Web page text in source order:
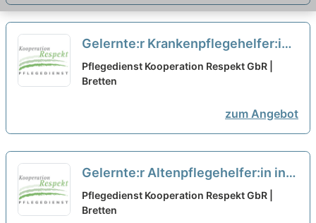
Gelernte:r Krankenpflegehelfer:in
in Teilzeit (20h) (m/w/d) – Wir
suchen Zuwachs in unserem Team!
Pflegedienst Kooperation Respekt GbR |
Bretten
zum Angebot
Gelernte:r Altenpflegehelfer:in in
Teilzeit (20h) (m/w/d) – Wir suchen
Zuwachs in unserem Team!
Pflegedienst Kooperation Respekt GbR |
Bretten